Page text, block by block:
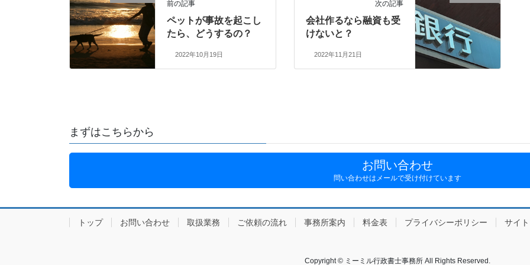
前の記事
ペットが事故を起こし
たら、どうするの？
2022年10月19日
次の記事
会社作るなら融資も受
けないと？
2022年11月21日
まずはこちらから
お問い合わせ
問い合わせはメールで受け付けています
トップ お問い合わせ 取扱業務 ご依頼の流れ 事務所案内 料金表 プライバシーポリシー サイ
Copyright © ミーミル行政書士事務所 All Rights Reserved.